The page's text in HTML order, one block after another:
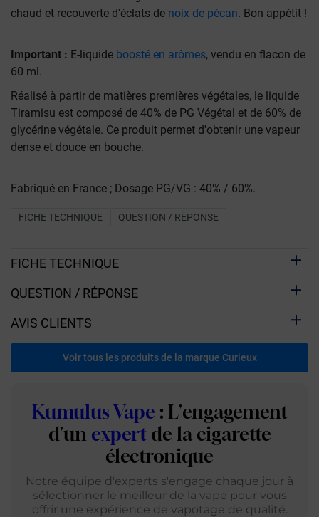
chaud et recouverte d'éclats de noix de pécan. Bon appétit !
Important : E-liquide boosté en arômes, vendu en flacon de
60 ml.
Réalisé à partir de matières premières végétales, le liquide
Tiramisu est composé de 40% de PG Végétal et de 60% de
glycérine végétale. Ce produit permet d'obtenir une vapeur
dense et douce en bouche.
Fabriqué en France ; Dosage PG/VG : 40% / 60%.
FICHE TECHNIQUE QUESTION / RÉPONSE
FICHE TECHNIQUE
QUESTION / RÉPONSE
AVIS CLIENTS
Voir tous les produits de la marque Curieux
Kumulus Vape : L'engagement
d'un expert de la cigarette
électronique
Notre équipe d'experts s'engage chaque jour à
sélectionner le meilleur de la vape pour vous
offrir une expérience de vapotage de qualité.